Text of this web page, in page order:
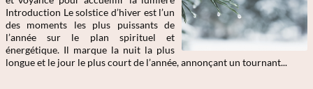
Introduction Le solstice d’hiver est l’un
des moments les plus puissants de
l’année sur le plan spirituel et
énergétique. Il marque la nuit la plus
longue et le jour le plus court de l’année, annonçant un tournant...